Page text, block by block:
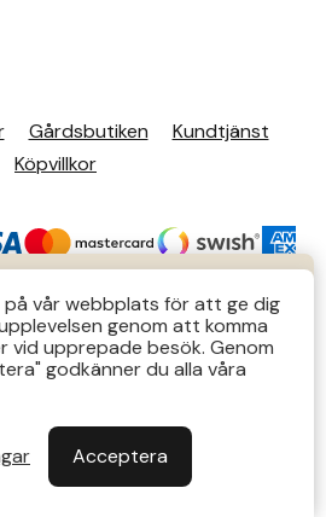
Mån-Tors 12-14 Lör 12-14
order@agersta.nu
Till OUTLET>>
Stäng
Gårdsbutiken
Kundtjänst
Köpvillkor
Agersta.
på vår webbplats för att ge dig
genom att komma
vid upprepade besök. Genom
godkänner du alla våra
Acceptera